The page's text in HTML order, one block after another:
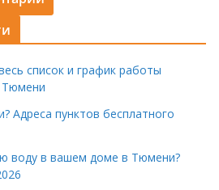
список и график работы
Тюмени
Адреса пунктов бесплатного
воду в вашем доме в Тюмени?